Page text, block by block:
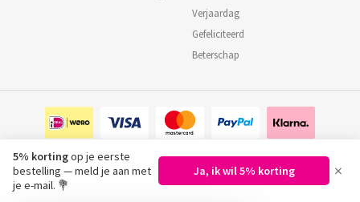
Verjaardag
Gefeliciteerd
Beterschap
©2026Regiobloemist.nl
5% kortingop je eerste
bestelling — meld je aan met
je e-mail. 💐
Ja, ik wil 5% korting ×